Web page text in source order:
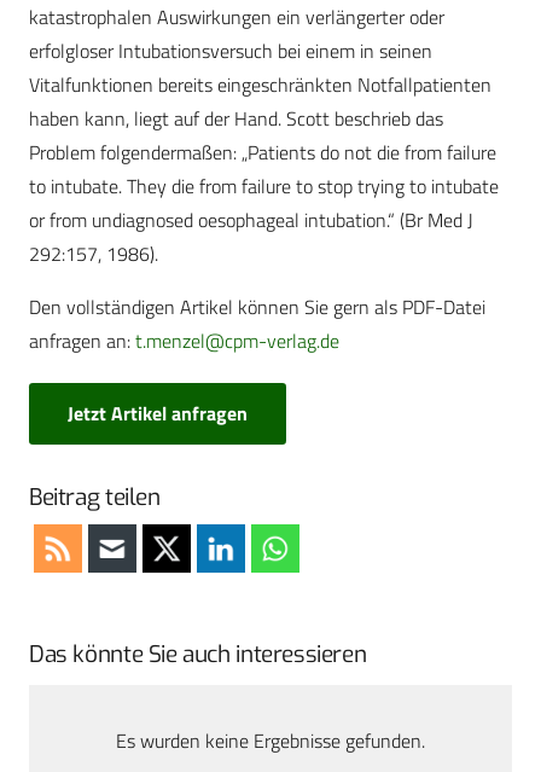
katastrophalen Auswirkungen ein verlängerter oder
erfolgloser Intubationsversuch bei einem in seinen
Vitalfunktionen bereits eingeschränkten Notfallpatienten
haben kann, liegt auf der Hand. Scott beschrieb das
Problem folgendermaßen: „Patients do not die from failure
to intubate. They die from failure to stop trying to intubate
or from undiagnosed oesophageal intubation.“ (Br Med J
292:157, 1986).
Den vollständigen Artikel können Sie gern als PDF-Datei
anfragen an:t.menzel@cpm-verlag.de
Jetzt Artikel anfragen
Beitrag teilen
Das könnte Sie auch interessieren
Es wurden keine Ergebnisse gefunden.